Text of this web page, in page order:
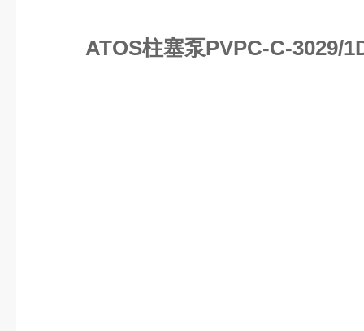
ATOS柱塞泵PVPC-C-3029/